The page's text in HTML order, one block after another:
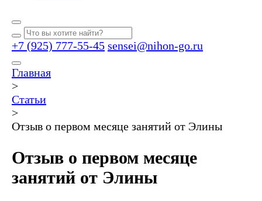
+7 (925) 777-55-45 sensei@nihon-go.ru
Главная
>
Статьи
>
Отзыв о первом месяце занятий от Элины
Отзыв о первом месяце
занятий от Элины